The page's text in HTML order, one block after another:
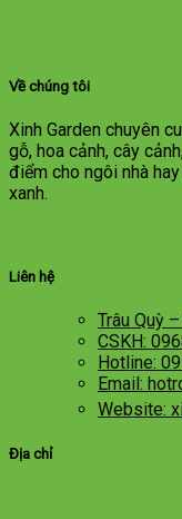
Về chúng tôi
Xinh Garden chuyên
gỗ, hoa cảnh, cây
điểm cho ngôi nhà
xanh.
Liên hệ
Trâu Quỳ
CSKH:
Hotline:
Email:
Website:
Địa chỉ